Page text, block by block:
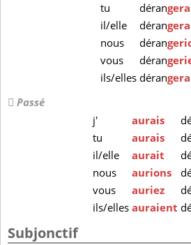
tu
déran
il/elle
déran
nous
déran
vous
déran
ils/ellesdéran
Passé
j'
aurais
tu
aurais
il/elle
aurait
nous
aurions
vous
auriez
ils/elles auraient
Subjonctif